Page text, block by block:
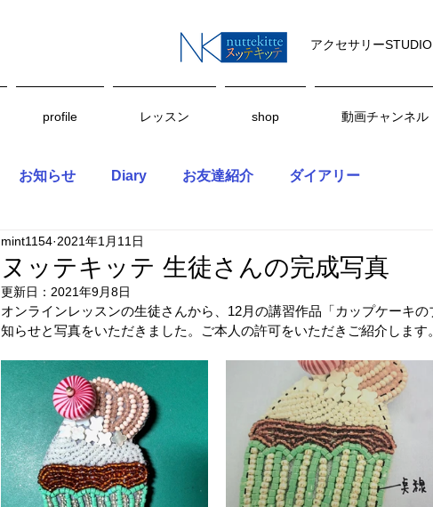
アクセサリー
profile レッスン shop 動画チャンネル
お知らせ Diary お友達紹介 ダイアリー
ヌッテキッテ 生徒さんの完成写真
mint1154 2021年1月11日
更新日： 2021年9月8日
オンラインレッスンの生徒さんから、12月の講習作品「カップケーキ
知らせと写真をいただきました。ご本人の許可をいただきご紹介します。